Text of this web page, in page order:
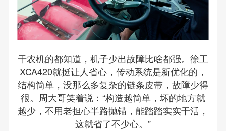
干农机的都知道，机子少出故障比啥都强。徐工
XCA420就挺让人省心，传动系统是新优化的，
结构简单，没那么多复杂的链条皮带，故障少得
很。周大哥笑着说：“构造越简单，坏的地方就
越少，不用老担心半路抛锚，能踏踏实实干活，
这就省了不少心。”